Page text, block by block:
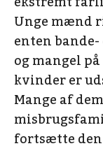
Unge mænd
enten
og mangel
kvinder er
Mange af
fortsætte